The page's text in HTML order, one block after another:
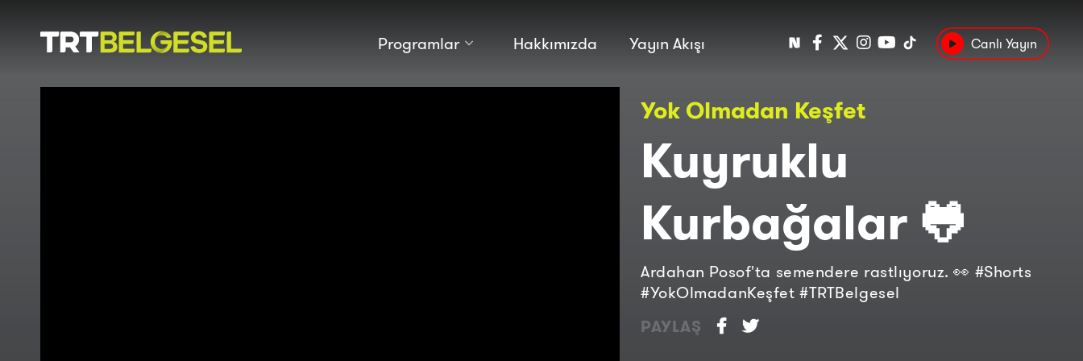
Programlar
Doğa
Macera
Popüler
Tarih
Hakkımızda Yayın Akışı Canlı Yayın
Yok Olmadan Keşfet
Kuyruklu
Kurbağalar 🐸
Ardahan Posof'ta semendere rastlıyoruz. 👀 #Shorts
#YokOlmadanKeşfet #TRTBelgesel
PAYLAŞ